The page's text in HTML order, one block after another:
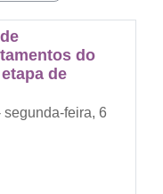
do
de
segunda-feira, 6